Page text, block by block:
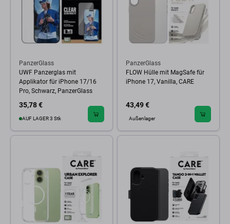
PanzerGlass
UWF Panzerglas mit
Applikator für iPhone 17/16
Pro, Schwarz, PanzerGlass
35,78 €
AUF LAGER 3 Stk
PanzerGlass
FLOW Hülle mit MagSafe für
iPhone 17, Vanilla, CARE
43,49 €
Außenlager